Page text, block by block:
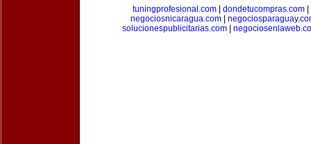
tuningprofesional.com| dondetucompras.com|
negociosnicaragua.com
solucionespublicitarias.com